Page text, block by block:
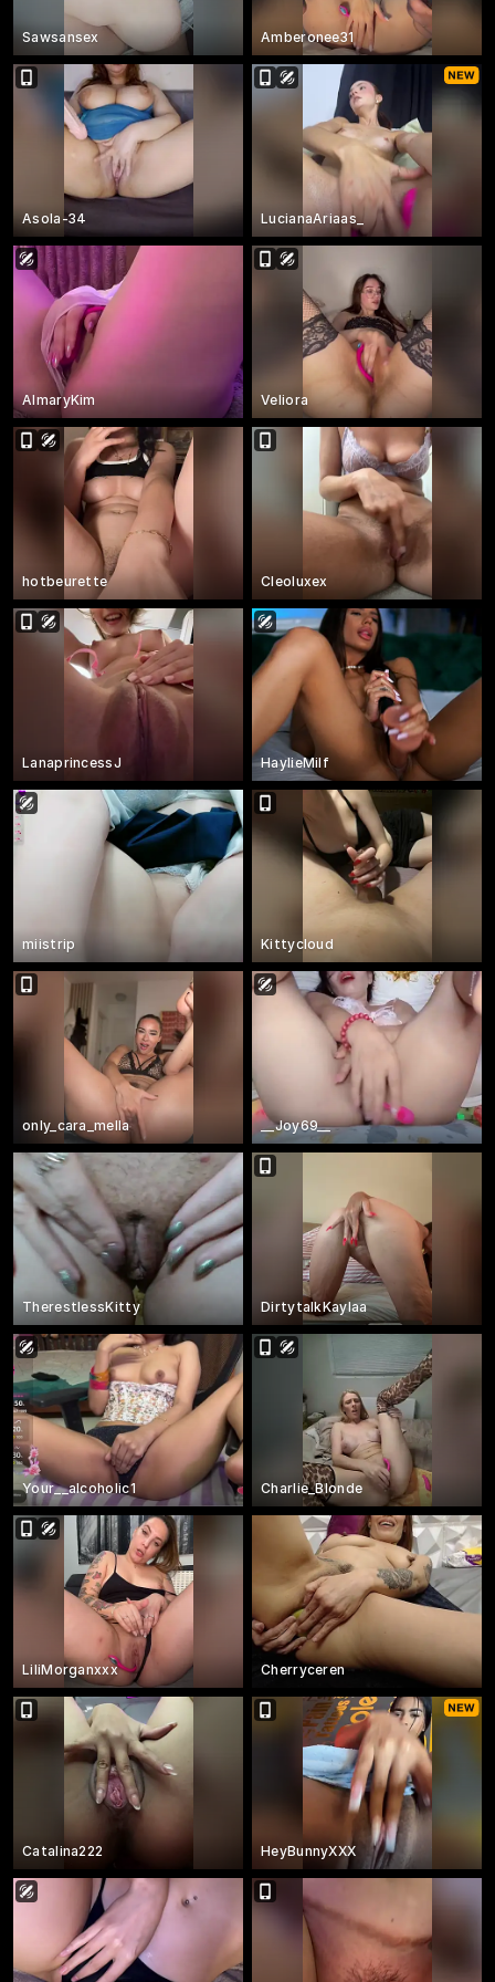
Sawsansex Amberonee31
Asola-34 LucianaAriaas_
AlmaryKim Veliora
hotbeurette Cleoluxex
LanaprincessJ HaylieMilf
miistrip Kittycloud
only_cara_mella __Joy69__
TherestlessKitty DirtytalkKaylaa
Your__alcoholic1 Charlie_Blonde
LiliMorganxxx Cherryceren
Catalina222 HeyBunnyXXX